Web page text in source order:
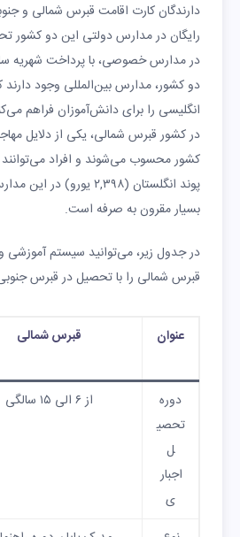
دارندگان کارت اقامت قبرس شمالی و
رایگان در مدارس دولتی این دو کشور
در مدارس خصوصی، با پرداخت شهریه
دو کشور، مدارس بین‌المللی وجود
انگلیسی را برای دانش‌آموزان فراهم
در کشور قبرس شمالی، یکی از دلایل
پوند انگلستان (۲,۳۹۸
بسیار مقرون به صرفه است.
در جدول زیر، می‌توانید سیستم
قبرس شمالی را با تحصیل در قبرس
عنوان قبرس شمالی
دوره
تحصی
ل
اجبار
ی
از ۶ الی ۱۵ سالگی